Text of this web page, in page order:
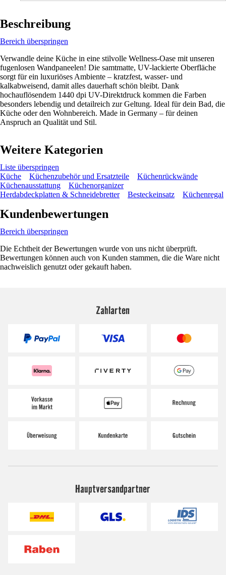
Beschreibung
Bereich überspringen
Verwandle deine Küche in eine stilvolle Wellness-Oase mit unseren
fugenlosen Wandpaneelen! Die samtmatte, UV-lackierte Oberfläche
sorgt für ein luxuriöses Ambiente – kratzfest, wasser- und
kalkabweisend, damit alles dauerhaft schön bleibt. Dank
hochauflösendem 1440 dpi UV-Direktdruck kommen die Farben
besonders lebendig und detailreich zur Geltung. Ideal für dein Bad, die
Küche oder den Wohnbereich. Made in Germany – für deinen
Anspruch an Qualität und Stil.
Weitere Kategorien
Liste überspringen
Küche
Küchenzubehör und Ersatzteile
Küchenrückwände
Küchenausstattung
Küchenorganizer
Herdabdeckplatten & Schneidebretter
Besteckeinsatz Küchenregal
Kundenbewertungen
Bereich überspringen
Die Echtheit der Bewertungen wurde von uns nicht überprüft.
Bewertungen können auch von Kunden stammen, die die Ware nicht
nachweislich genutzt oder gekauft haben.
Zahlarten
Hauptversandpartner